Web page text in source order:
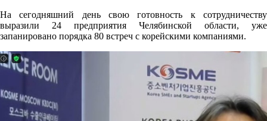
На сегодняшний день свою готовность к сотрудничеству
выразили 24 предприятия Челябинской области, уже
запанировано порядка 80 встреч с корейскими компаниями.